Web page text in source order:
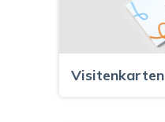
Visitenkarten